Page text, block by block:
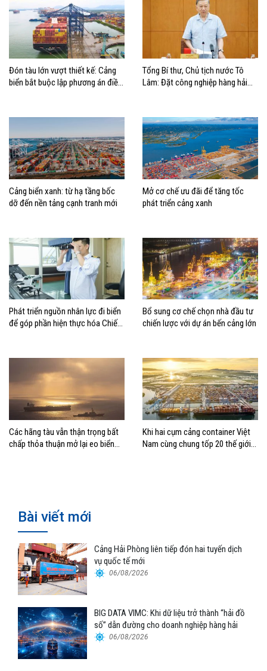
Đón tàu lớn vượt thiết kế: Cảng
biển bắt buộc lập phương án điều
Tổng Bí thư, Chủ tịch nước Tô
Lâm: Đặt công nghiệp hàng hải
biển mạnh
Cảng biển xanh: từ hạ tầng bốc
dỡ đến nền tảng cạnh tranh mới
Mở cơ chế ưu đãi để tăng tốc
phát triển cảng xanh
Phát triển nguồn nhân lực đi biển
để góp phần hiện thực hóa Chiến
Bổ sung cơ chế chọn nhà đầu tư
chiến lược với dự án bến cảng lớn
Các hãng tàu vẫn thận trọng bất
chấp thỏa thuận mở lại eo biển
Khi hai cụm cảng container Việt
Nam cùng chung tốp 20 thế giới
Bài viết mới
Cảng Hải Phòng liên tiếp đón hai tuyến dịch
vụ quốc tế mới
06/08/2026
BIG DATA VIMC: Khi dữ liệu trở thành “hải đồ
số” dẫn đường cho doanh nghiệp hàng hải
06/08/2026